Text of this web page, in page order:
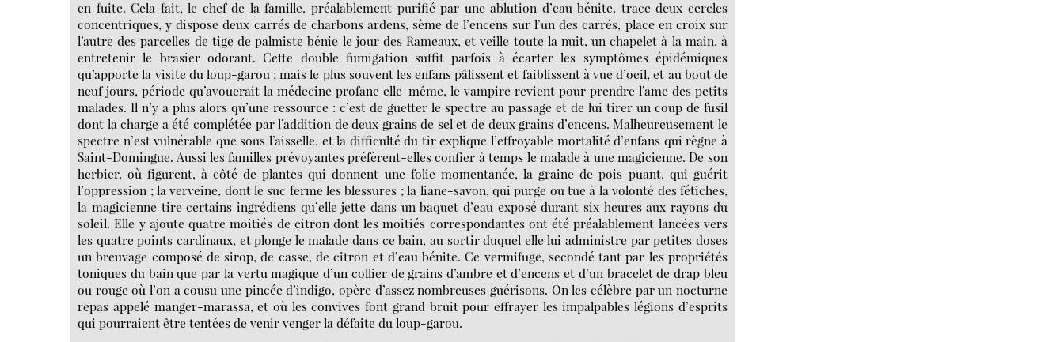
en fuite. Cela fait, le chef de la famille, préalablement purifié par une ablution d’eau bénite, trace deux cercles
concentriques, y dispose deux carrés de charbons ardens, sème de l’encens sur l’un des carrés, place en croix sur
l’autre des parcelles de tige de palmiste bénie le jour des Rameaux, et veille toute la nuit, un chapelet à la main, à
entretenir le brasier odorant. Cette double fumigation suffit parfois à écarter les symptômes épidémiques
qu’apporte la visite du loup-garou ; mais le plus souvent les enfans pâlissent et faiblissent à vue d’oeil, et au bout de
neuf jours, période qu’avouerait la médecine profane elle-même, le vampire revient pour prendre l’ame des petits
malades. Il n’y a plus alors qu’une ressource : c’est de guetter le spectre au passage et de lui tirer un coup de fusil
dont la charge a été complétée par l’addition de deux grains de sel et de deux grains d’encens. Malheureusement le
spectre n’est vulnérable que sous l’aisselle, et la difficulté du tir explique l’effroyable mortalité d’enfans qui règne à
Saint-Domingue. Aussi les familles prévoyantes préfèrent-elles confier à temps le malade à une magicienne. De son
herbier, où figurent, à côté de plantes qui donnent une folie momentanée, la graine de pois-puant, qui guérit
l’oppression ; la verveine, dont le suc ferme les blessures ; la liane-savon, qui purge ou tue à la volonté des fétiches,
la magicienne tire certains ingrédiens qu’elle jette dans un baquet d’eau exposé durant six heures aux rayons du
soleil. Elle y ajoute quatre moitiés de citron dont les moitiés correspondantes ont été préalablement lancées vers
les quatre points cardinaux, et plonge le malade dans ce bain, au sortir duquel elle lui administre par petites doses
un breuvage composé de sirop, de casse, de citron et d’eau bénite. Ce vermifuge, secondé tant par les propriétés
toniques du bain que par la vertu magique d’un collier de grains d’ambre et d’encens et d’un bracelet de drap bleu
ou rouge où l’on a cousu une pincée d’indigo, opère d’assez nombreuses guérisons. On les célèbre par un nocturne
repas appelé manger-marassa, et où les convives font grand bruit pour effrayer les impalpables légions d’esprits
qui pourraient être tentées de venir venger la défaite du loup-garou.